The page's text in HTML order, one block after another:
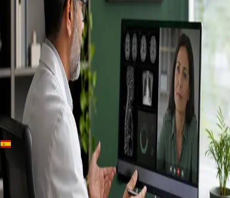
++
Spain · Especialistas
Conoce a
nuestros
registrados